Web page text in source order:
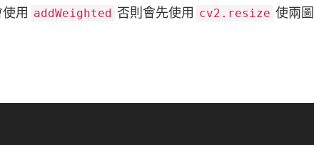
用 addWeighted 否則會先使用 cv2.resize 使兩圖